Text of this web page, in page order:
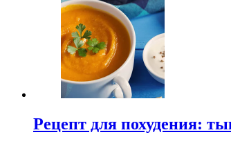
Рецепт для похудения: